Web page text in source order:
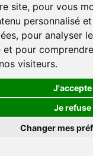
site, pour vous
personnalisé
pour analyser
et pour
visiteurs.
J'accepte
Je refuse
Changer mes
Shot
Garancia
Ma vap'